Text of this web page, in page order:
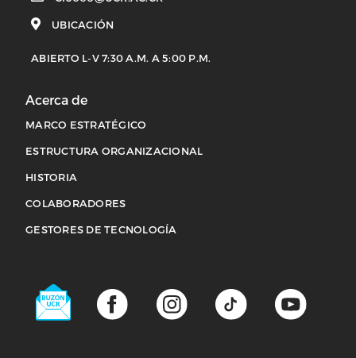
UBICACIÓN
ABIERTO L-V 7:30 A.M. A 5:00 P.M.
Acerca de
MARCO ESTRATÉGICO
ESTRUCTURA ORGANIZACIONAL
HISTORIA
COLABORADORES
Acerca de
GESTORES DE TECNOLOGÍA